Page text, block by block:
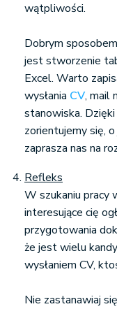
wątpliwości.
Dobrym
jest stworzenie
Excel. Warto
wysłania CV, mail
stanowiska.
zorientujemy się,
zaprasza nas na
Refleks
W szukaniu pracy
interesujące cię
przygotowania
że jest wielu
wysłaniem CV,
Nie zastanawiaj